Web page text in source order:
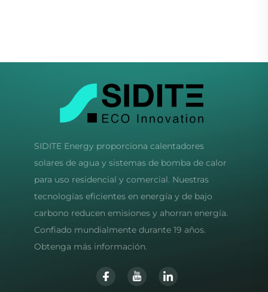
SIDITE Energy proporciona calentadores
solares de agua y sistemas de bomba de calor
para uso residencial y comercial. Nuestras
tecnologías eficientes en energía y de bajo
carbono reducen emisiones y ahorran energía.
Confiado mundialmente durante 19 años.
Obtenga más información.